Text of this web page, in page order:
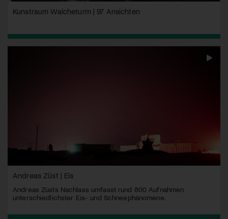
Kunstraum Walcheturm | 97 Ansichten
Andreas Züst | Eis
Andreas Züsts Nachlass umfasst rund 800 Aufnahmen
unterschiedlichster Eis- und Schneephänomene.